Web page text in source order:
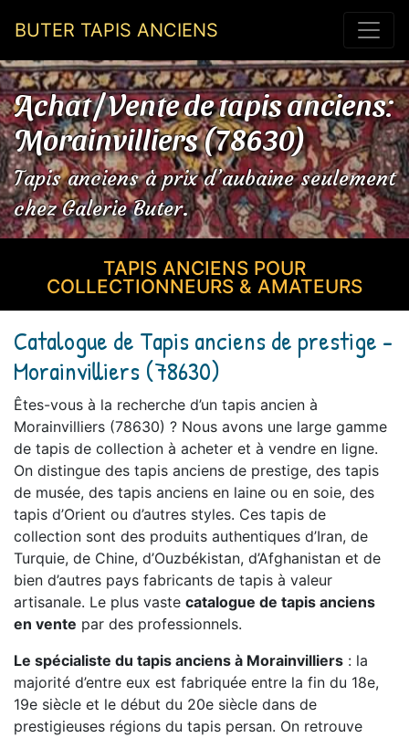
BUTER TAPIS ANCIENS
Achat / Vente de tapis anciens:
Morainvilliers (78630)
Tapis anciens à prix d’aubaine seulement
chez Galerie Buter.
TAPIS ANCIENS POUR
COLLECTIONNEURS & AMATEURS
Catalogue de Tapis anciens de prestige -
Morainvilliers (78630)
Êtes-vous à la recherche d’un tapis ancien à
Morainvilliers (78630) ? Nous avons une large gamme
de tapis de collection à acheter et à vendre en ligne.
On distingue des tapis anciens de prestige, des tapis
de musée, des tapis anciens en laine ou en soie, des
tapis d’Orient ou d’autres styles. Ces tapis de
collection sont des produits authentiques d’Iran, de
Turquie, de Chine, d’Ouzbékistan, d’Afghanistan et de
bien d’autres pays fabricants de tapis à valeur
artisanale. Le plus vaste catalogue de tapis anciens
en vente par des professionnels.
Le spécialiste du tapis anciens à Morainvilliers : la
majorité d’entre eux est fabriquée entre la fin du 18e,
19e siècle et le début du 20e siècle dans de
prestigieuses régions du tapis persan. On retrouve